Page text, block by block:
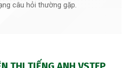
câu hỏi thường gặp.